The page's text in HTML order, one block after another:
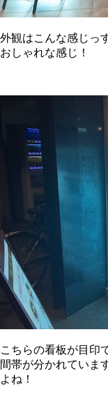
外観はこんな感じっ
おしゃれな感じ！
こちらの看板が目印
間帯が分かれていま
よね！